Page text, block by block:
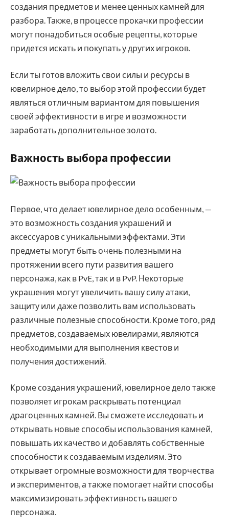
создания предметов и менее ценных камней для
разбора. Также, в процессе прокачки профессии
могут понадобиться особые рецепты, которые
придется искать и покупать у других игроков.
Если ты готов вложить свои силы и ресурсы в
ювелирное дело, то выбор этой профессии будет
являться отличным вариантом для повышения
своей эффективности в игре и возможности
заработать дополнительное золото.
Важность выбора профессии
Первое, что делает ювелирное дело особенным, —
это возможность создания украшений и
аксессуаров с уникальными эффектами. Эти
предметы могут быть очень полезными на
протяжении всего пути развития вашего
персонажа, как в PvE, так и в PvP. Некоторые
украшения могут увеличить вашу силу атаки,
защиту или даже позволить вам использовать
различные полезные способности. Кроме того, ряд
предметов, создаваемых ювелирами, являются
необходимыми для выполнения квестов и
получения достижений.
Кроме создания украшений, ювелирное дело также
позволяет игрокам раскрывать потенциал
драгоценных камней. Вы сможете исследовать и
открывать новые способы использования камней,
повышать их качество и добавлять собственные
способности к создаваемым изделиям. Это
открывает огромные возможности для творчества
и экспериментов, а также помогает найти способы
максимизировать эффективность вашего
персонажа.